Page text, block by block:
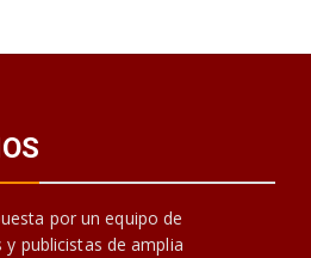
por un equipo de
publicistas de amplia